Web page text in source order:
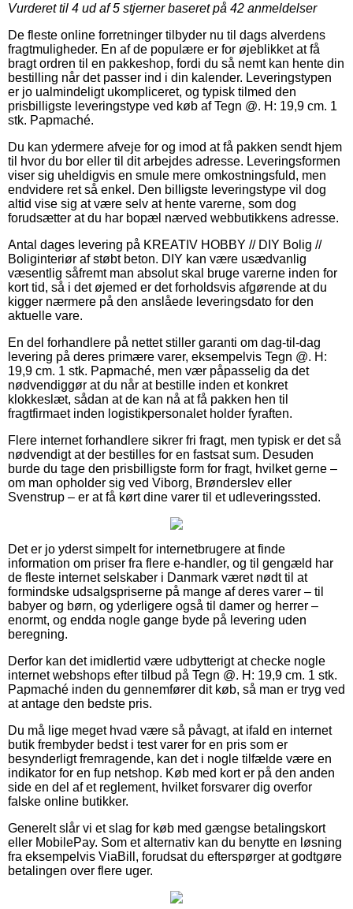
Vurderet til 4 ud af 5 stjerner baseret på 42 anmeldelser
De fleste online forretninger tilbyder nu til dags alverdens
fragtmuligheder. En af de populære er for øjeblikket at få
bragt ordren til en pakkeshop, fordi du så nemt kan hente din
bestilling når det passer ind i din kalender. Leveringstypen
er jo ualmindeligt ukompliceret, og typisk tilmed den
prisbilligste leveringstype ved køb af Tegn @. H: 19,9 cm. 1
stk. Papmaché.
Du kan ydermere afveje for og imod at få pakken sendt hjem
til hvor du bor eller til dit arbejdes adresse. Leveringsformen
viser sig uheldigvis en smule mere omkostningsfuld, men
endvidere ret så enkel. Den billigste leveringstype vil dog
altid vise sig at være selv at hente varerne, som dog
forudsætter at du har bopæl nærved webbutikkens adresse.
Antal dages levering på KREATIV HOBBY // DIY Bolig //
Boliginteriør af støbt beton. DIY kan være usædvanlig
væsentlig såfremt man absolut skal bruge varerne inden for
kort tid, så i det øjemed er det forholdsvis afgørende at du
kigger nærmere på den anslåede leveringsdato for den
aktuelle vare.
En del forhandlere på nettet stiller garanti om dag-til-dag
levering på deres primære varer, eksempelvis Tegn @. H:
19,9 cm. 1 stk. Papmaché, men vær påpasselig da det
nødvendiggør at du når at bestille inden et konkret
klokkeslæt, sådan at de kan nå at få pakken hen til
fragtfirmaet inden logistikpersonalet holder fyraften.
Flere internet forhandlere sikrer fri fragt, men typisk er det så
nødvendigt at der bestilles for en fastsat sum. Desuden
burde du tage den prisbilligste form for fragt, hvilket gerne –
om man opholder sig ved Viborg, Brønderslev eller
Svenstrup – er at få kørt dine varer til et udleveringssted.
Det er jo yderst simpelt for internetbrugere at finde
information om priser fra flere e-handler, og til gengæld har
de fleste internet selskaber i Danmark været nødt til at
formindske udsalgspriserne på mange af deres varer – til
babyer og børn, og yderligere også til damer og herrer –
enormt, og endda nogle gange byde på levering uden
beregning.
Derfor kan det imidlertid være udbytterigt at checke nogle
internet webshops efter tilbud på Tegn @. H: 19,9 cm. 1 stk.
Papmaché inden du gennemfører dit køb, så man er tryg ved
at antage den bedste pris.
Du må lige meget hvad være så påvagt, at ifald en internet
butik frembyder bedst i test varer for en pris som er
besynderligt fremragende, kan det i nogle tilfælde være en
indikator for en fup netshop. Køb med kort er på den anden
side en del af et reglement, hvilket forsvarer dig overfor
falske online butikker.
Generelt slår vi et slag for køb med gængse betalingskort
eller MobilePay. Som et alternativ kan du benytte en løsning
fra eksempelvis ViaBill, forudsat du efterspørger at godtgøre
betalingen over flere uger.